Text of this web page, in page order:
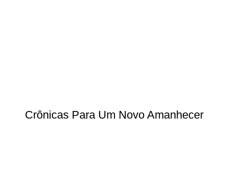
Crônicas Para Um Novo Amanhecer